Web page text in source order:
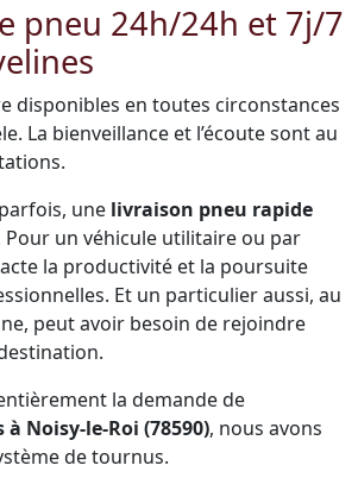
pneu 24h/24h et 7j/7
disponibles en toutes circonstances
La bienveillance et l’écoute sont au
une livraison pneu rapide
Pour un véhicule utilitaire ou par
la productivité et la poursuite
Et un particulier aussi, au
peut avoir besoin de rejoindre
la demande de
Noisy-le-Roi (78590), nous avons
de tournus.